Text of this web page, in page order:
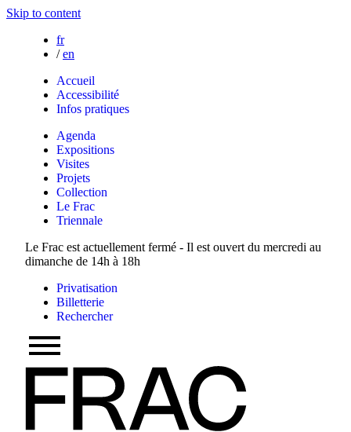
Skip to content
fr
/ en
Accueil
Accessibilité
Infos pratiques
Agenda
Expositions
Visites
Projets
Collection
Le Frac
Triennale
Le Frac est actuellement fermé - Il est ouvert du mercredi au
dimanche de 14h à 18h
Privatisation
Billetterie
Rechercher